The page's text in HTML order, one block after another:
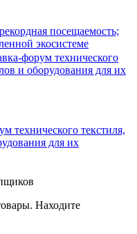
посещаемость;
экосистеме
форум технического
и оборудования для их
технического текстиля,
для их
Находите